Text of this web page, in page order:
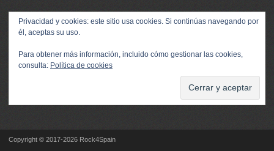
Privacidad y cookies: este sitio usa cookies. Si continúas navegando por
él, aceptas su uso.
Para obtener más información, incluido cómo gestionar las cookies,
consulta: Política de cookies
Copyright © 2017-2026 Rock4Spain